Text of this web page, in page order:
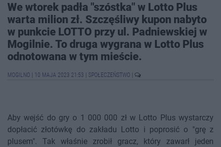
We wtorek padła "szóstka" w Lotto Plus
warta milion zł. Szczęśliwy kupon nabyto
w punkcie LOTTO przy ul. Padniewskiej w
Mogilnie. To druga wygrana w Lotto Plus
odnotowana w tym mieście.
MOGILNO 10 MAJA 2023 21:53 SPOŁECZEŃSTWO
Aby wejść do gry o 1 000 000 zł w Lotto Plus wystarczy
dopłacić złotówkę do zakładu Lotto i poprosić o "grę z
plusem". Tak właśnie zrobił gracz, który zawarł jeden